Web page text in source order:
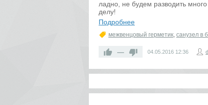
ладно, не будем разводить
делу!
Подробнее
межвенцовый герметик, санузел в
— 04.05.2016 12:36